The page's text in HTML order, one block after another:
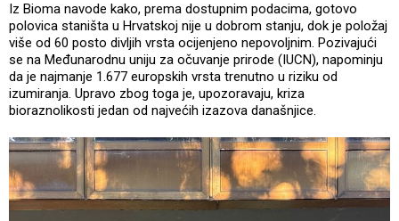
Iz Bioma navode kako, prema dostupnim podacima, gotovo
polovica staništa u Hrvatskoj nije u dobrom stanju, dok je položaj
više od 60 posto divljih vrsta ocijenjeno nepovoljnim. Pozivajući
se na Međunarodnu uniju za očuvanje prirode (IUCN), napominju
da je najmanje 1.677 europskih vrsta trenutno u riziku od
izumiranja. Upravo zbog toga je, upozoravaju, kriza
bioraznolikosti jedan od najvećih izazova današnjice.